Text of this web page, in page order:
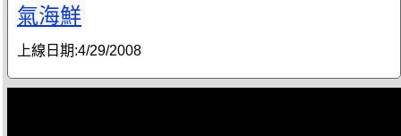
氣海鮮
上線日期:4/29/2008